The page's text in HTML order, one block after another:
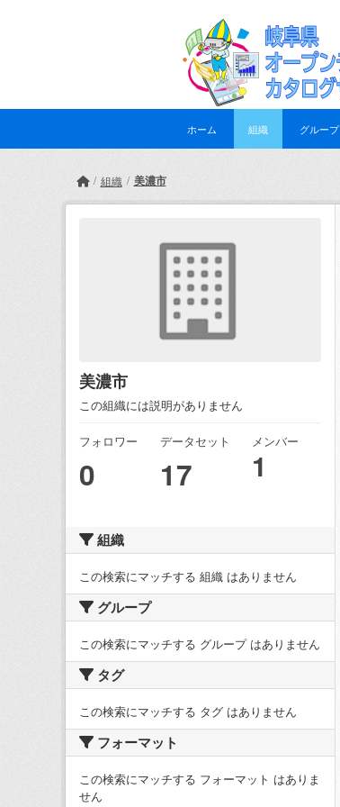
ホーム 組織 グループ
組織 美濃市
美濃市
この組織には説明がありません
フォロワー
0
データセット
17
メンバー
1
組織
この検索にマッチする 組織 はありません
グループ
この検索にマッチする グループ はありません
タグ
この検索にマッチする タグ はありません
フォーマット
この検索にマッチする フォーマット はありま
せん